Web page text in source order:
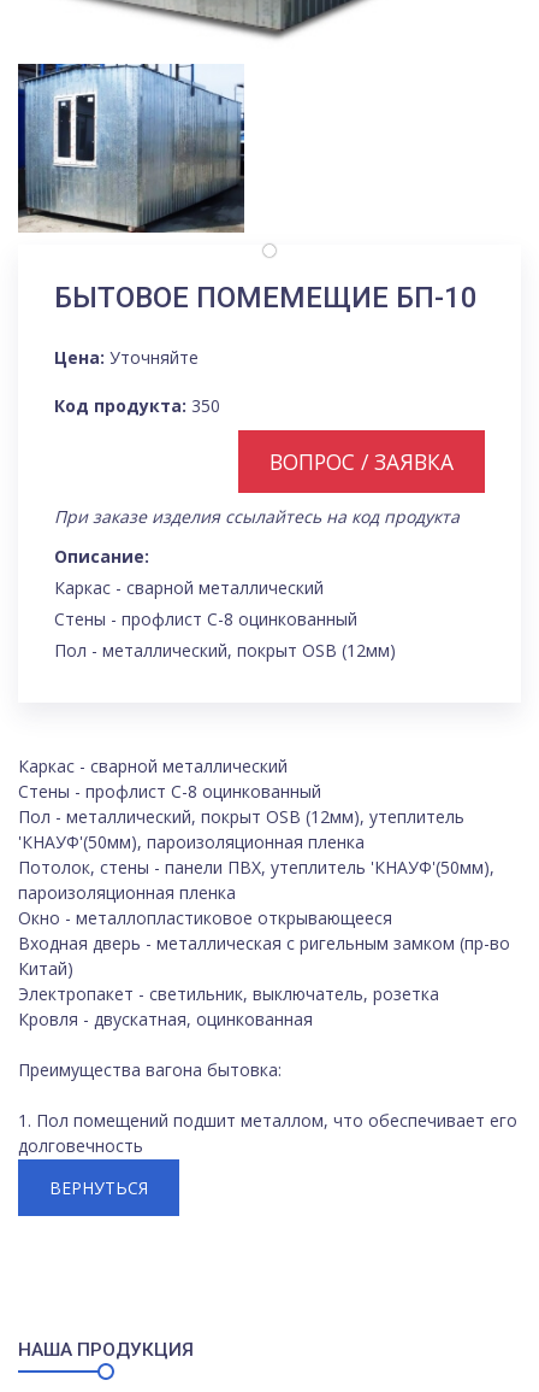
БЫТОВОЕ ПОМЕМЕЩИЕ БП-10
Цена: Уточняйте
Код продукта: 350
ВОПРОС / ЗАЯВКА
При заказе изделия ссылайтесь на код продукта
Описание:
Каркас - сварной металлический
Стены - профлист С-8 оцинкованный
Пол - металлический, покрыт OSB (12мм)
Каркас - сварной металлический
Стены - профлист С-8 оцинкованный
Пол - металлический, покрыт OSB (12мм), утеплитель
'КНАУФ'(50мм), пароизоляционная пленка
Потолок, стены - панели ПВХ, утеплитель 'КНАУФ'(50мм),
пароизоляционная пленка
Окно - металлопластиковое открывающееся
Входная дверь - металлическая с ригельным замком (пр-во
Китай)
Электропакет - светильник, выключатель, розетка
Кровля - двускатная, оцинкованная
Преимущества вагона бытовка:
1. Пол помещений подшит металлом, что обеспечивает его
долговечность
ВЕРНУТЬСЯ
НАША ПРОДУКЦИЯ